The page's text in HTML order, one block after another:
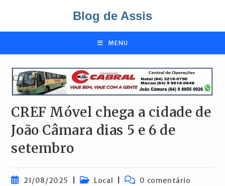
o
Blog de Assis
MENU
CREF Móvel chega a cidade de
João Câmara dias 5 e 6 de
setembro
Post21/08/2025
Categoria
Local
Comentários
0 comentário